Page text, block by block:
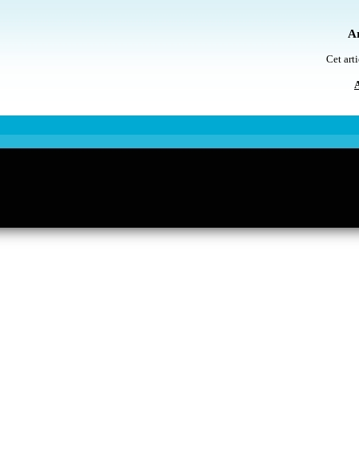
Cet